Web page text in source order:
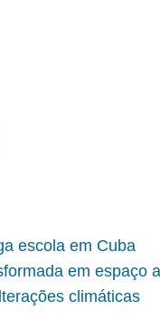
escola em Cuba
em espaço
climáticas